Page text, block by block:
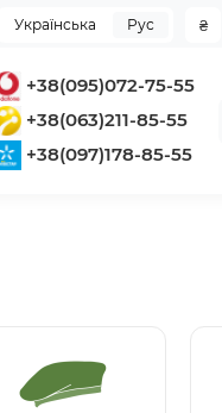
₴
Українська Рус
+38(095)072-75-55
+38(063)211-85-55
+38(097)178-85-55